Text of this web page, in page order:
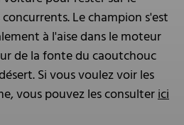
Le champion s'est
à l'aise dans le moteur
de la fonte du caoutchouc
Si vous voulez voir les
vous pouvez les consulterici